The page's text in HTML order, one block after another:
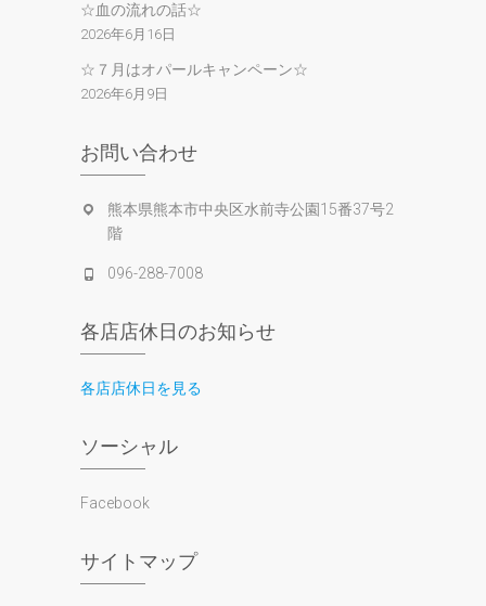
☆血の流れの話☆
2026年6月16日
☆７月はオパールキャンペーン☆
2026年6月9日
お問い合わせ
熊本県熊本市中央区水前寺公園15番37号2
階
096-288-7008
各店店休日のお知らせ
各店店休日を見る
ソーシャル
Facebook
サイトマップ